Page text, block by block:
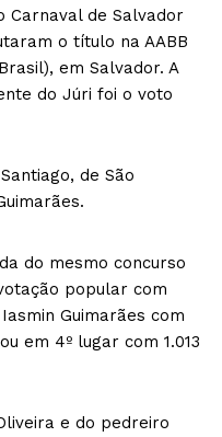
Carnaval de Salvador
o título na AABB
em Salvador. A
do Júri foi o voto
de São
do mesmo concurso
popular com
Guimarães com
em 4º lugar com 1.013
e do pedreiro